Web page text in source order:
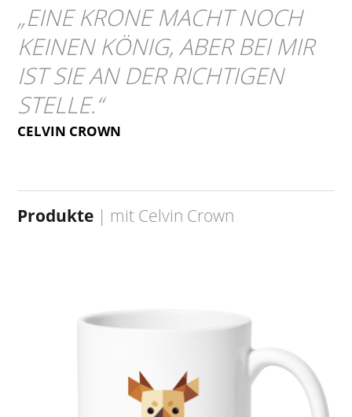
„EINE KRONE MACHT NOCH
KEINEN KÖNIG, ABER BEI MIR
IST SIE AN DER RICHTIGEN
STELLE.“
CELVIN CROWN
Produkte | mit Celvin Crown